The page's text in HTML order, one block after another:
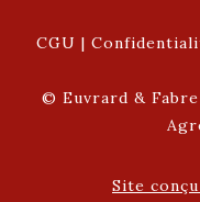
CGU |
© Euvrard & Fabre
Site